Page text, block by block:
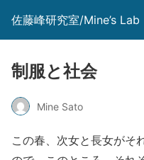
佐藤峰研究室/Mine’s Lab
制服と社会
Mine Sato
この春、次女と長女がそ